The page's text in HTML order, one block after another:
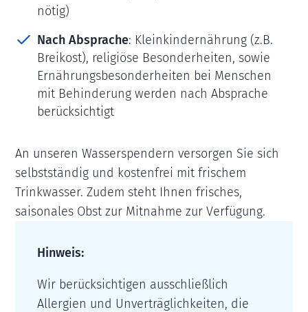
nötig)
Nach Absprache: Kleinkindernährung (z.B.
Breikost), religiöse Besonderheiten, sowie
Ernährungsbesonderheiten bei Menschen
mit Behinderung werden nach Absprache
berücksichtigt
An unseren Wasserspendern versorgen Sie sich
selbstständig und kostenfrei mit frischem
Trinkwasser. Zudem steht Ihnen frisches,
saisonales Obst zur Mitnahme zur Verfügung.
Hinweis:
Wir berücksichtigen ausschließlich
Allergien und Unverträglichkeiten, die